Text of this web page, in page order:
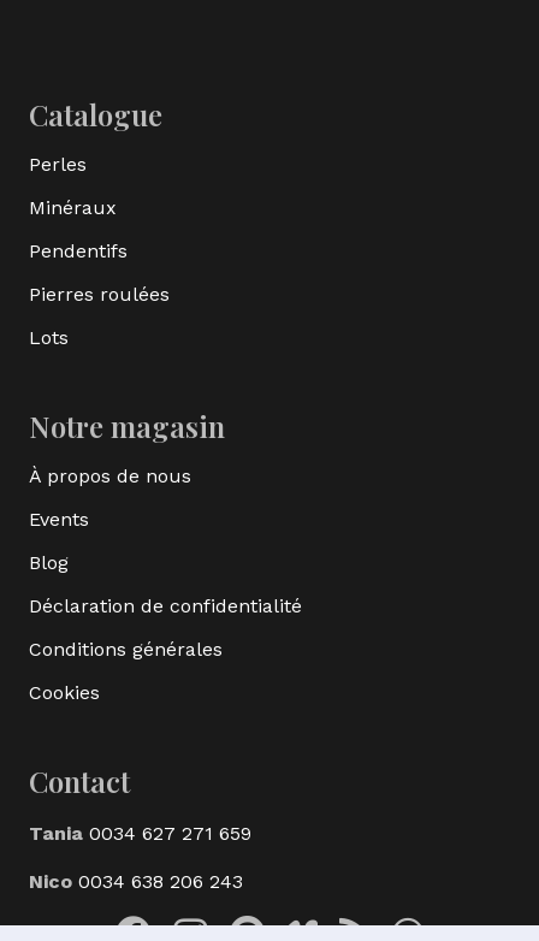
Catalogue
Perles
Minéraux
Pendentifs
Pierres roulées
Lots
Notre magasin
À propos de nous
Events
Blog
Déclaration de confidentialité
Conditions générales
Cookies
Contact
Tania 0034 627 271 659
Nico 0034 638 206 243